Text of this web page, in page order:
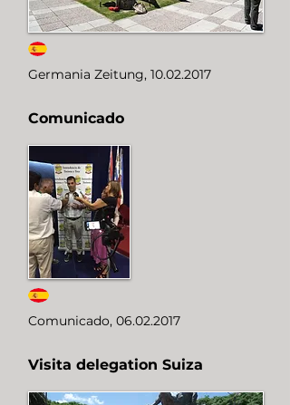
Germania Zeitung, 10.02.2017
Comunicado
Comunicado, 06.02.2017
Visita delegation Suiza